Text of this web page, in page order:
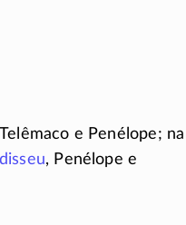
e Penélope; na
, Penélope e